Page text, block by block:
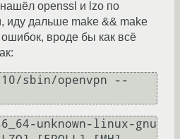
нашёл openssl и lzo по
иду дальше make && make
вроде бы как всё
sbin/openvpn --
unknown-linux-gnu